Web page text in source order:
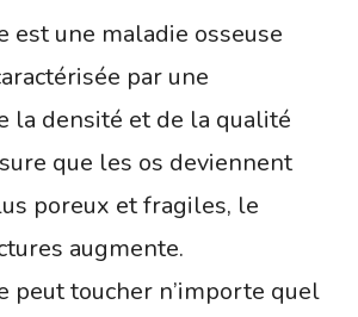
est une maladie osseuse
par une
la densité et de la qualité
que les os deviennent
poreux et fragiles, le
augmente.
peut toucher n’importe quel